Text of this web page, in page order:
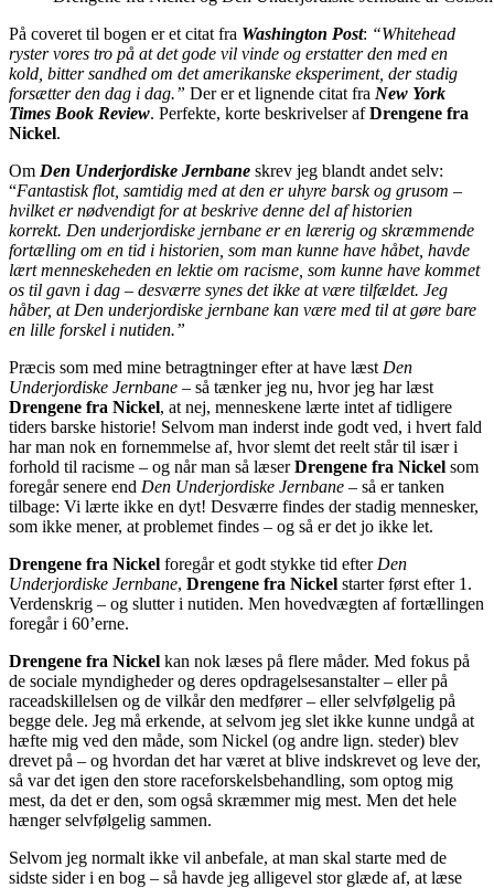
På coveret til bogen er et citat fra Washington Post: “Whitehead
ryster vores tro på at det gode vil vinde og erstatter den med en
kold, bitter sandhed om det amerikanske eksperiment, der stadig
forsætter den dag i dag.” Der er et lignende citat fra New York
Times Book Review. Perfekte, korte beskrivelser afDrengene fra
Nickel.
Om Den Underjordiske Jernbane skrev jeg blandt andet selv:
“Fantastisk flot, samtidig med at den er uhyre barsk og grusom –
hvilket er nødvendigt for at beskrive denne del af historien
korrekt. Den underjordiske jernbane er en lærerig og skræmmende
fortælling om en tid i historien, som man kunne have håbet, havde
lært menneskeheden en lektie om racisme, som kunne have kommet
os til gavn i dag – desværre synes det ikke at være tilfældet. Jeg
håber, at Den underjordiske jernbane kan være med til at gøre bare
en lille forskel i nutiden.”
Præcis som med mine betragtninger efter at have læst Den
Underjordiske Jernbane – så tænker jeg nu, hvor jeg har læst
Drengene fra Nickel, at nej, menneskene lærte intet af tidligere
tiders barske historie! Selvom man inderst inde godt ved, i hvert fald
har man nok en fornemmelse af, hvor slemt det reelt står til især i
forhold til racisme – og når man så læserDrengene fra Nickel som
foregår senere end Den Underjordiske Jernbane – så er tanken
tilbage: Vi lærte ikke en dyt! Desværre findes der stadig mennesker,
som ikke mener, at problemet findes – og så er det jo ikke let.
Drengene fra Nickel foregår et godt stykke tid efter Den
Underjordiske Jernbane, Drengene fra Nickel starter først efter 1.
Verdenskrig – og slutter i nutiden. Men hovedvægten af fortællingen
foregår i 60’erne.
Drengene fra Nickel kan nok læses på flere måder. Med fokus på
de sociale myndigheder og deres opdragelsesanstalter – eller på
raceadskillelsen og de vilkår den medfører – eller selvfølgelig på
begge dele. Jeg må erkende, at selvom jeg slet ikke kunne undgå at
hæfte mig ved den måde, som Nickel (og andre lign. steder) blev
drevet på – og hvordan det har været at blive indskrevet og leve der,
så var det igen den store raceforskelsbehandling, som optog mig
mest, da det er den, som også skræmmer mig mest. Men det hele
hænger selvfølgelig sammen.
Selvom jeg normalt ikke vil anbefale, at man skal starte med de
sidste sider i en bog – så havde jeg alligevel stor glæde af, at læse